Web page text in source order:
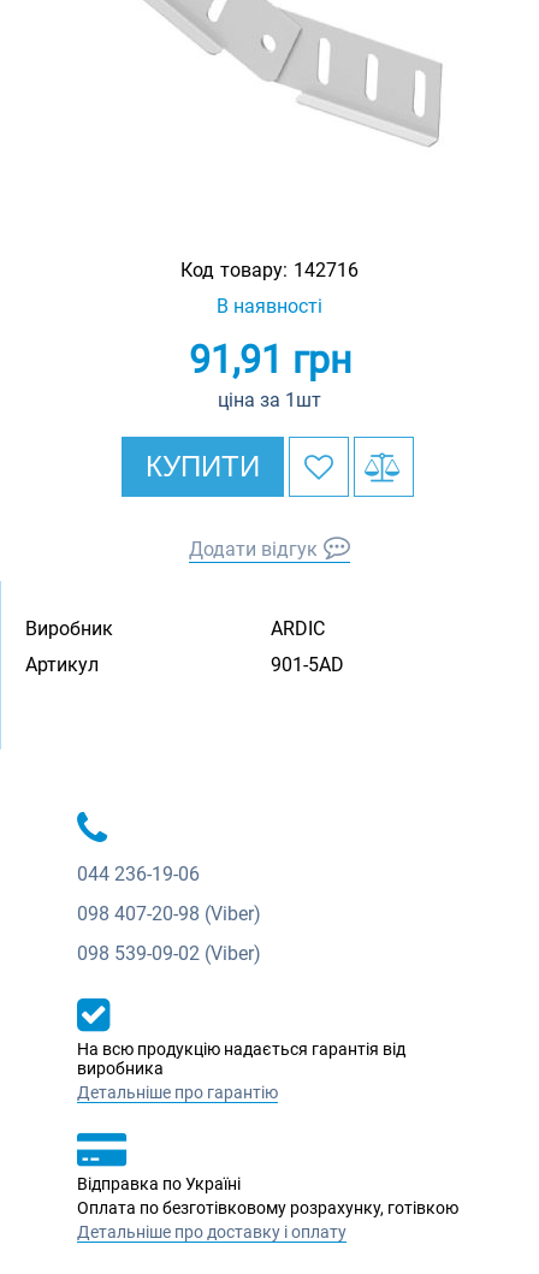
Код товару: 142716
В наявності
91,91 грн
ціна за 1шт
КУПИТИ
Додати відгук
Виробник
ARDIC
Артикул
901-5AD
044 236-19-06
098 407-20-98 (Viber)
098 539-09-02 (Viber)
На всю продукцію надається гарантія від
виробника
Детальніше про гарантію
Відправка по Україні
Оплата по безготівковому розрахунку, готівкою
Детальніше про доставку і оплату